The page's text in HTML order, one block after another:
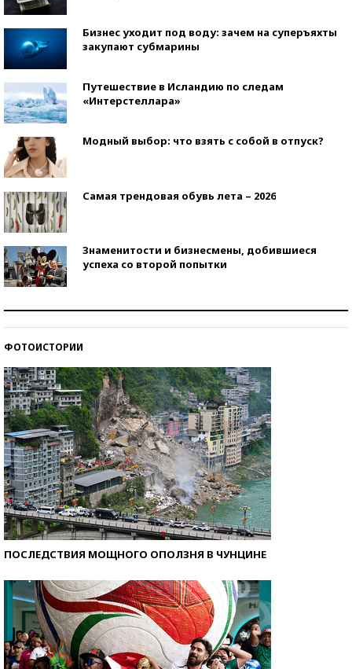
Бизнес уходит под воду: зачем на суперъяхты
закупают субмарины
Путешествие в Исландию по следам
«Интерстеллара»
Модный выбор: что взять с собой в отпуск?
Самая трендовая обувь лета – 2026
Знаменитости и бизнесмены, добившиеся
успеха со второй попытки
ФОТОИСТОРИИ
ПОСЛЕДСТВИЯ МОЩНОГО ОПОЛЗНЯ В ЧУНЦИНЕ